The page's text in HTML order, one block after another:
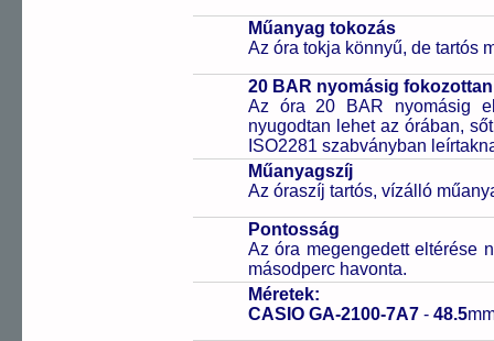
Műanyag tokozás
Az óra tokja könnyű, de tartós
20 BAR nyomásig
Az óra 20 BAR nyomásig
nyugodtan lehet az órában,
ISO2281 szabványban
Műanyagszíj
Az óraszíj tartós, vízálló
Pontosság
Az óra megengedett eltérése
másodperc havonta.
Méretek:
CASIO GA-2100-7A7 - 48.5